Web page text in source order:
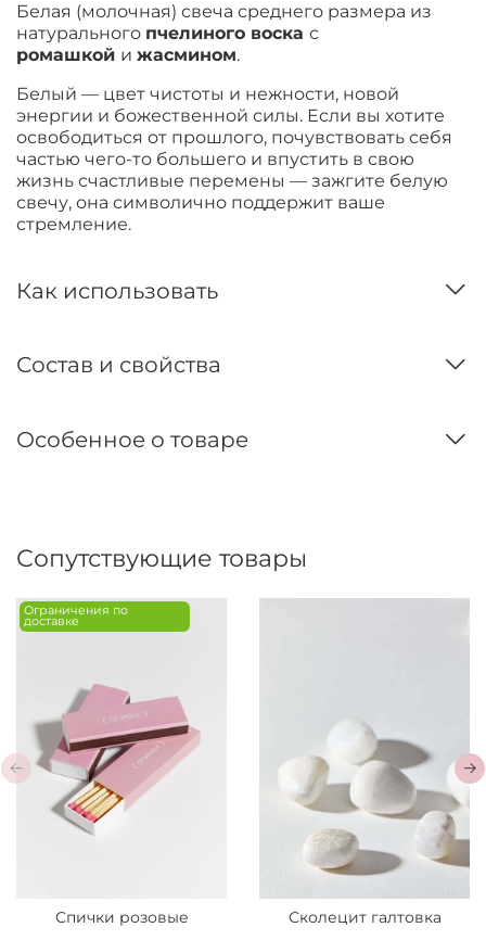
Белая (молочная) свеча среднего размера из
натурального пчелиного воска с
ромашкой и жасмином.
Белый — цвет чистоты и нежности, новой
энергии и божественной силы. Если вы хотите
освободиться от прошлого, почувствовать себя
частью чего-то большего и впустить в свою
жизнь счастливые перемены — зажгите белую
свечу, она символично поддержит ваше
стремление.
Как использовать
Состав и свойства
Особенное о товаре
Сопутствующие товары
Ограничения по
доставке
Спички розовые Сколецит галтовка